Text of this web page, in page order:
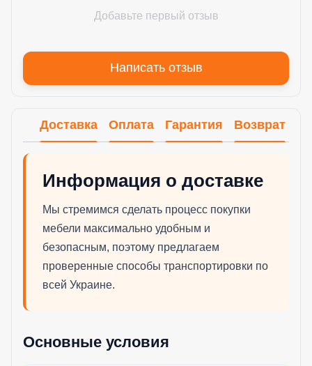
Добавьте первый отзыв
Написать отзыв
Доставка Оплата Гарантия Возврат
Информация о доставке
Мы стремимся сделать процесс покупки
мебели максимально удобным и
безопасным, поэтому предлагаем
проверенные способы транспортировки по
всей Украине.
Основные условия